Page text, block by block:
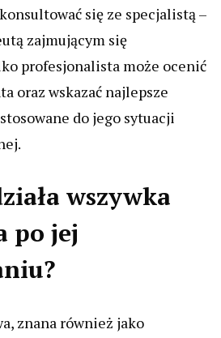
się ze specjalistą –
zajmującym się
profesjonalista może ocenić
oraz wskazać najlepsze
do jego sytuacji
wszywka
po jej
znana również jako